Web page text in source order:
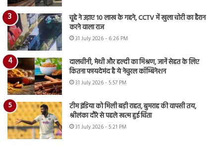
चूहे ने उड़ाए 10 लाख के गहने, CCTV में खुला चोरी का हैरान
करने वाला राज
31 July 2026 - 6:26 PM
दालचीनी, मेथी और हल्दी का मिश्रण, जानें सेहत के लिए
कितना फायदेमंद है ये नेचुरल कॉम्बिनेशन
31 July 2026 - 5:57 PM
टीम इंडिया को मिली बड़ी राहत, बुमराह की वापसी तय,
श्रीलंका दौरे से पहले खत्म हुई चिंता
31 July 2026 - 5:21 PM